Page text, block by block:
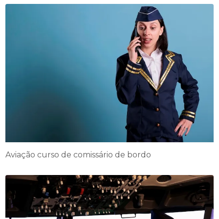
Aviação curso de comissário de bordo​